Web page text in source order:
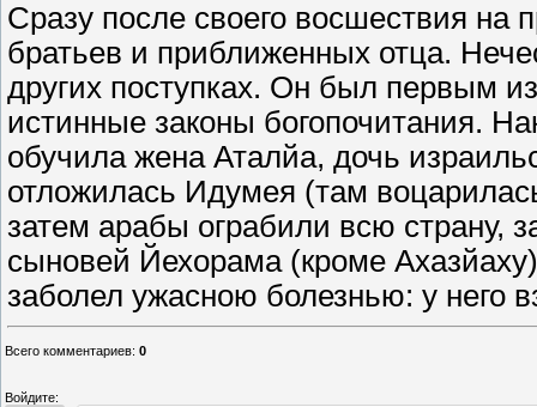
Сразу после своего восшествия на
братьев и приближенных отца.
других поступках. Он был первым
истинные законы богопочитания.
обучила жена Аталйа, дочь
отложилась Идумея (там
затем арабы ограбили всю страну,
сыновей Йехорама (кроме
заболел ужасною болезнью: у него
Всего комментариев: 0
Войдите: